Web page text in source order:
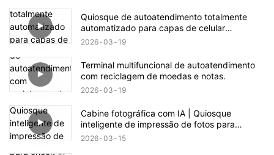
Quiosque de autoatendimento totalmente
automatizado para capas de celular
personalizadas.
2026 03 19
Terminal multifuncional de autoatendimento
com reciclagem de moedas e notas.
2026 03 19
Cabine fotográfica com IA | Quiosque
inteligente de impressão de fotos para
eventos e varejo
2026 03 15